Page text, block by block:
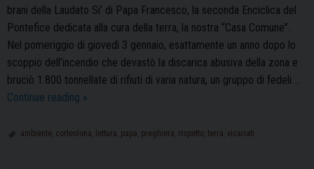
brani della Laudato Si’ di Papa Francesco, la seconda Enciclica del
Pontefice dedicata alla cura della terra, la nostra “Casa Comune”.
Nel pomeriggio di giovedì 3 gennaio, esattamente un anno dopo lo
scoppio dell’incendio che devastò la discarica abusiva della zona e
bruciò 1.800 tonnellate di rifiuti di varia natura, un gruppo di fedeli …
Continue reading Corteolona:
della
»
ambiente corteolona lettura papa preghiera rispetto terra vicariati